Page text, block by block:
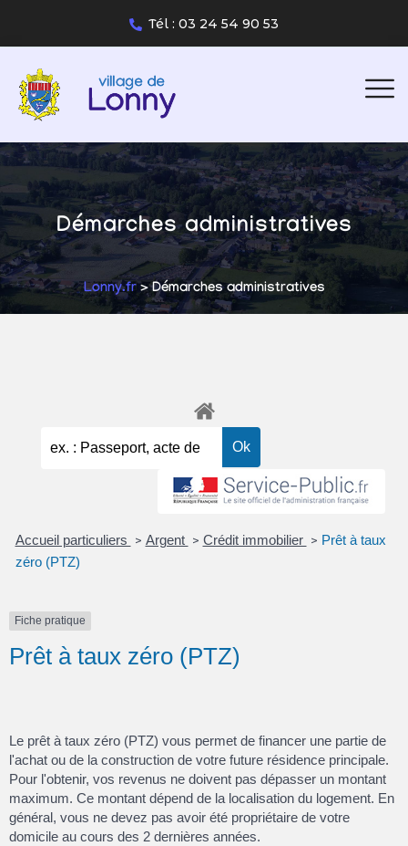
Tél : 03 24 54 90 53
Démarches administratives
Lonny.fr> Démarches administratives
Accueil particuliers > Argent > Crédit immobilier > Prêt à taux
zéro (PTZ)
Fiche pratique
Prêt à taux zéro (PTZ)
Le prêt à taux zéro (PTZ) vous permet de financer une partie de
l'achat ou de la construction de votre future résidence principale.
Pour l'obtenir, vos revenus ne doivent pas dépasser un montant
maximum. Ce montant dépend de la localisation du logement. En
général, vous ne devez pas avoir été propriétaire de votre
domicile au cours des 2 dernières années.